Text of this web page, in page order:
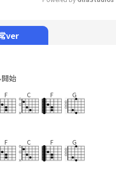
ver
始
F C F G
F C F G